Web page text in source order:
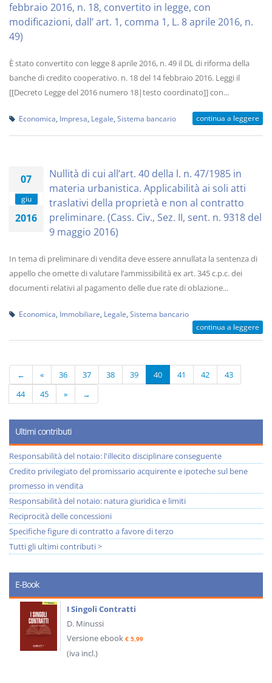
febbraio 2016, n. 18, convertito in legge, con
modificazioni, dall’ art. 1, comma 1, L. 8 aprile 2016, n.
49)
È stato convertito con legge 8 aprile 2016, n. 49 il DL di riforma della
banche di credito cooperativo. n. 18 del 14 febbraio 2016. Leggi il
[[Decreto Legge del 2016 numero 18|testo coordinato]] con...
Economica Impresa Legale Sistema bancario continua a leggere
07
giu
2016
Nullità di cui all’art. 40 della l. n. 47/1985 in
materia urbanistica. Applicabilità ai soli atti
traslativi della proprietà e non al contratto
preliminare. (Cass. Civ., Sez. II, sent. n. 9318 del
9 maggio 2016)
In tema di preliminare di vendita deve essere annullata la sentenza di
appello che omette di valutare l’ammissibilità ex art. 345 c.p.c. dei
documenti relativi al pagamento delle due rate di oblazione...
Economica Immobiliare Legale Sistema bancario
continua a leggere
← « 36 37 38 39 40 41 42
43
44
45 » →
Ultimi contributi
Responsabilità del notaio: l'illecito disciplinare conseguente
Credito privilegiato del promissario acquirente e ipoteche sul bene
promesso in vendita
Responsabilità del notaio: natura giuridica e limiti
Reciprocità delle concessioni
Specifiche figure di contratto a favore di terzo
Tutti gli ultimi contributi >
E-Book
I Singoli Contratti
D. Minussi
Versione ebook € 5,99
(iva incl.)